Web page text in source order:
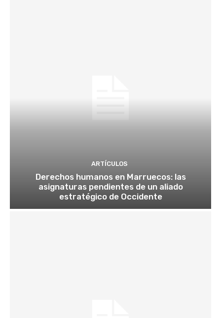
ARTÍCULOS
Derechos humanos en Marruecos: las
asignaturas pendientes de un aliado
estratégico de Occidente